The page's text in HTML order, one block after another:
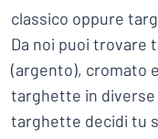
classico oppure
Da noi puoi
(argento), cromato
targhette in diverse
targhette decidi tu